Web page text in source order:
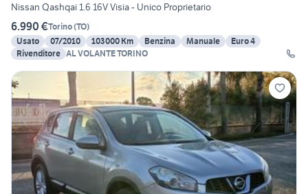
Nissan Qashqai 1.6 16V Visia - Unico Proprietario
6.990 €Torino(TO)
Usato
07/2010 103000 Km Benzina Manuale
Euro 4
Rivenditore AL VOLANTE TORINO